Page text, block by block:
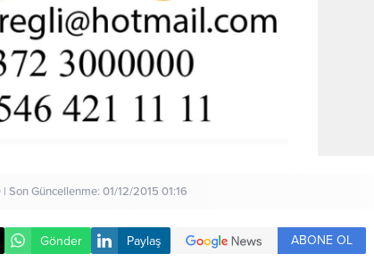
Son Güncellenme: 01/12/2015 01:16
Gönder Paylaş ABONE OL